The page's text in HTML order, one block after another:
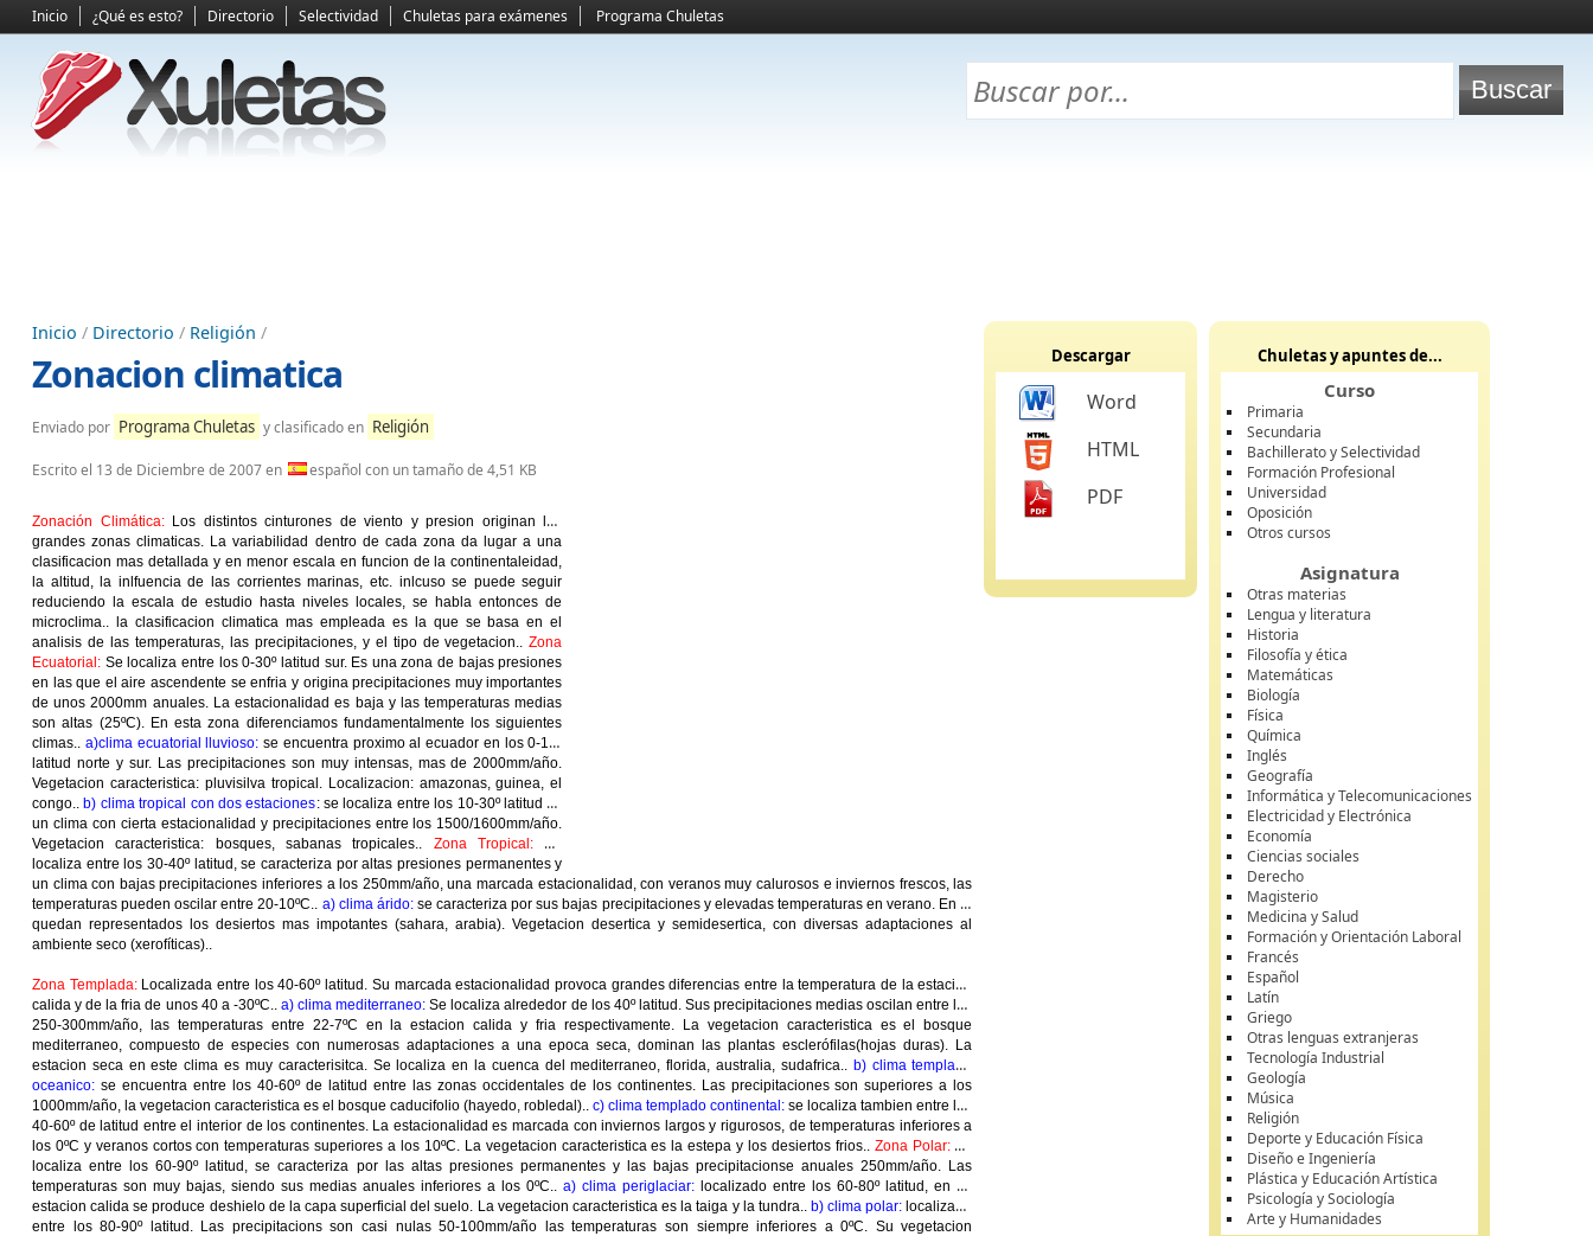
Inicio ¿Qué es esto? Directorio Selectividad Chuletas para exámenes Programa Chuletas
Inicio / Directorio / Religión /
Zonacion climatica
Enviado por Programa Chuletas y clasificado en Religión
Escrito el 13 de Diciembre de 2007en español con un tamaño de 4,51 KB
Zonación Climática:Los distintos cinturones de viento y presion originan las
grandes zonas climaticas. La variabilidad dentro de cada zona da lugar a una
clasificacion mas detallada y en menor escala en funcion de la continentaleidad,
la altitud, la inlfuencia de las corrientes marinas, etc. inlcuso se puede seguir
reduciendo la escala de estudio hasta niveles locales, se habla entonces de
microclima.. la clasificacion climatica mas empleada es la que se basa en el
analisis de las temperaturas, las precipitaciones, y el tipo de vegetacion..Zona
Ecuatorial: Se localiza entre los 0-30º latitud sur. Es una zona de bajas presiones
en las que el aire ascendente se enfria y origina precipitaciones muy importantes
de unos 2000mm anuales. La estacionalidad es baja y las temperaturas medias
son altas (25ºC). En esta zona diferenciamos fundamentalmente los siguientes
climas.. a)clima ecuatorial lluvioso: se encuentra proximo al ecuador en los 0-10º
latitud norte y sur. Las precipitaciones son muy intensas, mas de 2000mm/año.
Vegetacion caracteristica: pluvisilva tropical. Localizacion: amazonas, guinea, el
congo.. b) clima tropical con dos estaciones: se localiza entre los 10-30º latitud es
un clima con cierta estacionalidad y precipitaciones entre los 1500/1600mm/año.
Vegetacion caracteristica: bosques, sabanas tropicales.. Zona Tropical: Se
localiza entre los 30-40º latitud, se caracteriza por altas presiones permanentes y
un clima con bajas precipitaciones inferiores a los 250mm/año, una marcada estacionalidad, con veranos muy calurosos e inviernos frescos, las
temperaturas pueden oscilar entre 20-10ºC.. a) clima árido:se caracteriza por sus bajas precipitaciones y elevadas temperaturas en verano. En el
quedan representados los desiertos mas impotantes (sahara, arabia). Vegetacion desertica y semidesertica, con diversas adaptaciones al
ambiente seco (xerofíticas)..
Zona Templada:Localizada entre los 40-60º latitud. Su marcada estacionalidad provoca grandes diferencias entre la temperatura de la estacion
calida y de la fria de unos 40 a -30ºC.. a) clima mediterraneo: Se localiza alrededor de los 40º latitud. Sus precipitaciones medias oscilan entre los
250-300mm/año, las temperaturas entre 22-7ºC en la estacion calida y fria respectivamente. La vegetacion caracteristica es el bosque
mediterraneo, compuesto de especies con numerosas adaptaciones a una epoca seca, dominan las plantas esclerófilas(hojas duras). La
estacion seca en este clima es muy caracterisitca. Se localiza en la cuenca del mediterraneo, florida, australia, sudafrica.. b) clima templado
oceanico: se encuentra entre los 40-60º de latitud entre las zonas occidentales de los continentes. Las precipitaciones son superiores a los
1000mm/año, la vegetacion caracteristica es el bosque caducifolio (hayedo, robledal)..c) clima templado continental: se localiza tambien entre los
40-60º de latitud entre el interior de los continentes. La estacionalidad es marcada con inviernos largos y rigurosos, de temperaturas inferiores a
los 0ºC y veranos cortos con temperaturas superiores a los 10ºC. La vegetacion caracteristica es la estepa y los desiertos frios.. Zona Polar:Se
localiza entre los 60-90º latitud, se caracteriza por las altas presiones permanentes y las bajas precipitacionse anuales 250mm/año. Las
temperaturas son muy bajas, siendo sus medias anuales inferiores a los 0ºC..a) clima periglaciar: localizado entre los 60-80º latitud, en su
estacion calida se produce deshielo de la capa superficial del suelo. La vegetacion caracteristica es la taiga y la tundra.. b) clima polar: localizado
entre los 80-90º latitud. Las precipitacions son casi nulas 50-100mm/año las temperaturas son siempre inferiores a 0ºC. Su vegetacion
Descargar
Word
HTML
PDF
Chuletas y apuntes de...
Curso
Primaria
Secundaria
Bachillerato y Selectividad
Formación Profesional
Universidad
Oposición
Otros cursos
Asignatura
Otras materias
Lengua y literatura
Historia
Filosofía y ética
Matemáticas
Biología
Física
Química
Inglés
Geografía
Informática y Telecomunicaciones
Electricidad y Electrónica
Economía
Ciencias sociales
Derecho
Magisterio
Medicina y Salud
Formación y Orientación Laboral
Francés
Español
Latín
Griego
Otras lenguas extranjeras
Tecnología Industrial
Geología
Música
Religión
Deporte y Educación Física
Diseño e Ingeniería
Plástica y Educación Artística
Psicología y Sociología
Arte y Humanidades